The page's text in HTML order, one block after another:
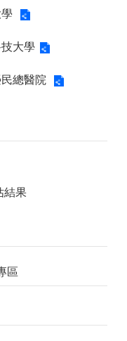
大學
總醫院
結果
區